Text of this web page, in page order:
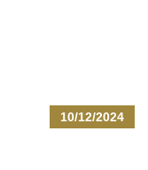
10/12/2024